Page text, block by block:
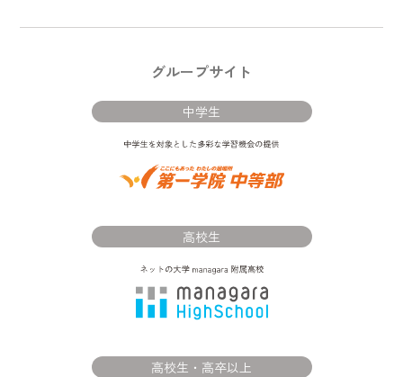
グループサイト
中学生
高校生
高校生・高卒以上